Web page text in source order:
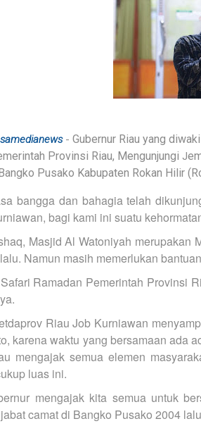
- Gubernur Riau yang
Provinsi Riau, Mengunjungi J
Pusako Kabupaten Rokan Hilir
bangga dan bahagia telah
bagi kami ini suatu
Masjid Al Watoniyah
Namun masih memerlukan
Ramadan Pemerintah Provinsi
Riau Job Kurniawan
karena waktu yang bersamaan ada
mengajak semua elemen
luas ini.
mengajak kita semua untuk
camat di Bangko Pusako 2004